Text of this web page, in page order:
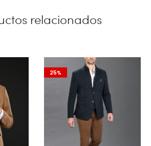
relacionados
25%